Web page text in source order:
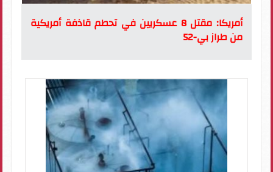
أمريكا: مقتل 8 عسكريين في تحطم قاذفة أمريكية
من طراز بي-52